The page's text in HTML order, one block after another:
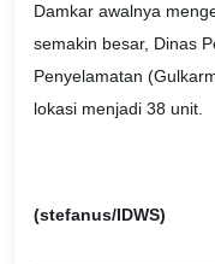
Damkar awalnya
semakin besar, Dinas
Penyelamatan
lokasi menjadi 38 unit.
(stefanus/IDWS)